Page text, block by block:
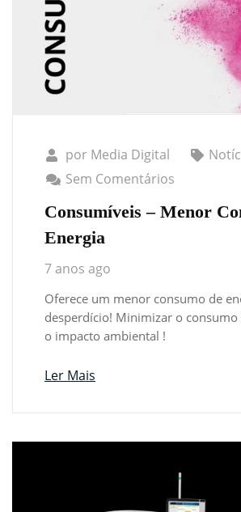
por Media Digital
Sem Comentários
Consumíveis – Menor
Energia
7 anos ago
Oferece um menor consumo de
desperdício! Minimizar o consumo
o impacto ambiental !
Ler Mais